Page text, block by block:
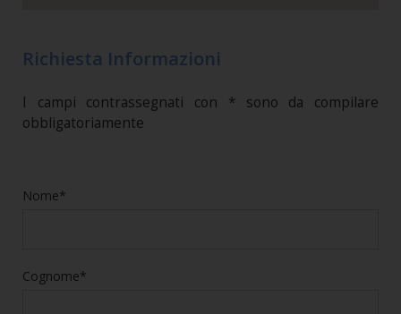
Richiesta Informazioni
I campi contrassegnati con * sono da compilare
obbligatoriamente
Nome*
Cognome*